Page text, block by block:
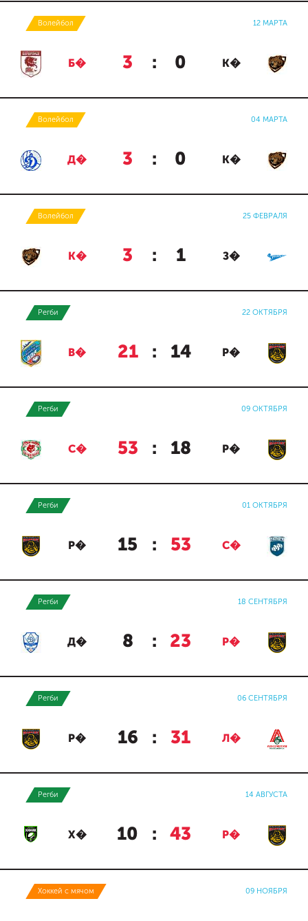
Волейбол 12 МАРТА
Б� 3 : 0 К�
Волейбол 04 МАРТА
Д� 3 : 0 К�
Волейбол 25 ФЕВРАЛЯ
К� 3 : 1 З�
Регби 22 ОКТЯБРЯ
В� 21 : 14 Р�
Регби 09 ОКТЯБРЯ
С� 53 : 18 Р�
Регби 01 ОКТЯБРЯ
Р� 15 : 53 С�
Регби 18 СЕНТЯБРЯ
Д� 8 : 23 Р�
Регби 06 СЕНТЯБРЯ
Р� 16 : 31 Л�
Регби 14 АВГУСТА
Х� 10 : 43 Р�
Хоккей с мячом 09 НОЯБРЯ